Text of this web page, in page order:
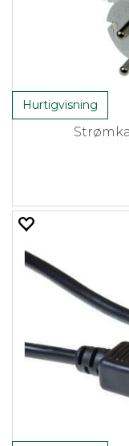
Hurtigvisning